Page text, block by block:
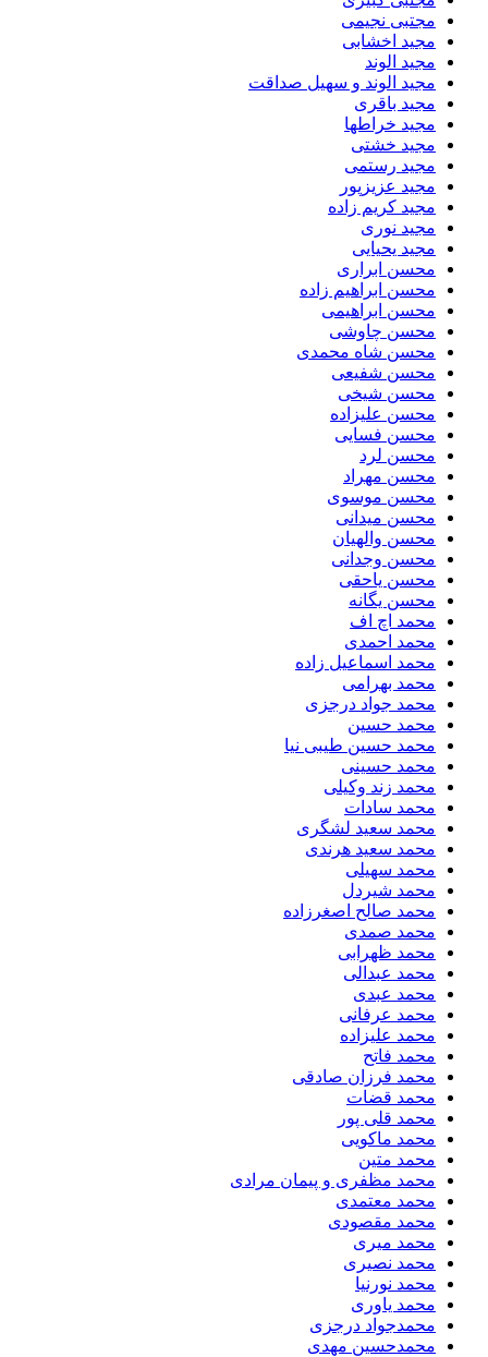
مجتبی نجیمی
مجید اخشابی
مجید الوند‎
مجید الوند و سهیل صداقت
مجید باقری
مجید خراطها
مجید خشتی
مجید رستمی
مجید عزیزپور
مجید کریم زاده
مجید نوری
مجید یحیایی
محسن ابراری
محسن ابراهیم زاده
محسن ابراهیمی
محسن چاوشی
محسن شاه محمدی
محسن شفیعی
محسن شیخی
محسن علیزاده
محسن فسایی
محسن لرد
محسن مهراد
محسن موسوی
محسن میدانی
محسن والهیان
محسن وجدانی
محسن یاحقی
محسن یگانه
محمد اچ اف
محمد احمدی
محمد اسماعیل زاده
محمد بهرامی
محمد جواد درجزی
محمد حسین
محمد حسین طیبی نیا
محمد حسینی
محمد زند وکیلی
محمد سادات
محمد سعید لشگری
محمد سعید هرندی
محمد سهیلی
​محمد شیردل
محمد صالح اصغرزاده
محمد صمدی
محمد ظهرابی
محمد عبدالی
محمد عبدی
محمد عرفانی
محمد علیزاده
محمد فاتح
محمد فرزان صادقی
محمد قضات
محمد قلی پور
محمد ماکویی
محمد متین
محمد مظفری و پیمان مرادی
محمد معتمدی
محمد مقصودی
محمد میری
محمد نصیری
محمد نورنیا
محمد یاوری
محمدجواد درجزی
محمدحسین مهدی